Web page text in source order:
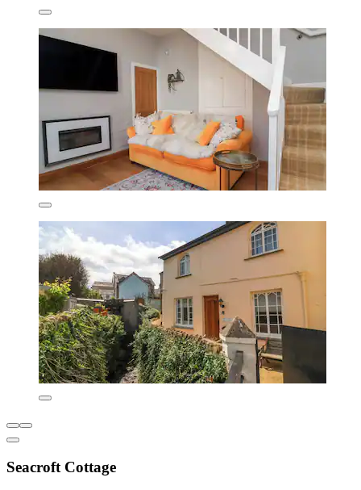
Seacroft Cottage